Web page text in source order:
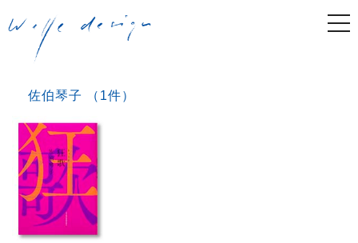
佐伯琴子 （1件）